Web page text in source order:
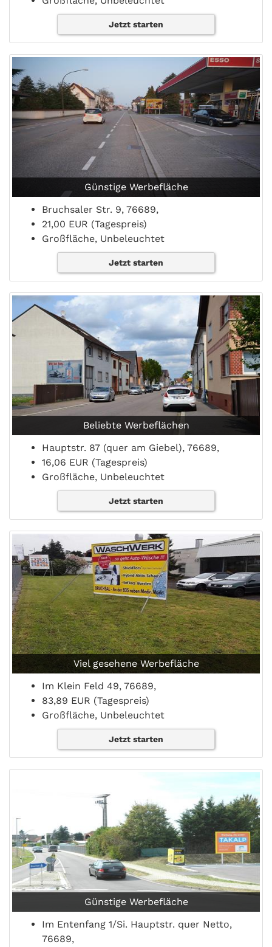
Jetzt starten
Günstige Werbefläche
Bruchsaler Str. 9, 76689,
21,00 EUR (Tagespreis)
Großfläche, Unbeleuchtet
Jetzt starten
Beliebte Werbeflächen
Hauptstr. 87 (quer am Giebel), 76689,
16,06 EUR (Tagespreis)
Großfläche, Unbeleuchtet
Jetzt starten
Viel gesehene Werbefläche
Im Klein Feld 49, 76689,
83,89 EUR (Tagespreis)
Großfläche, Unbeleuchtet
Jetzt starten
Günstige Werbefläche
Im Entenfang 1/Si. Hauptstr. quer Netto,
76689,